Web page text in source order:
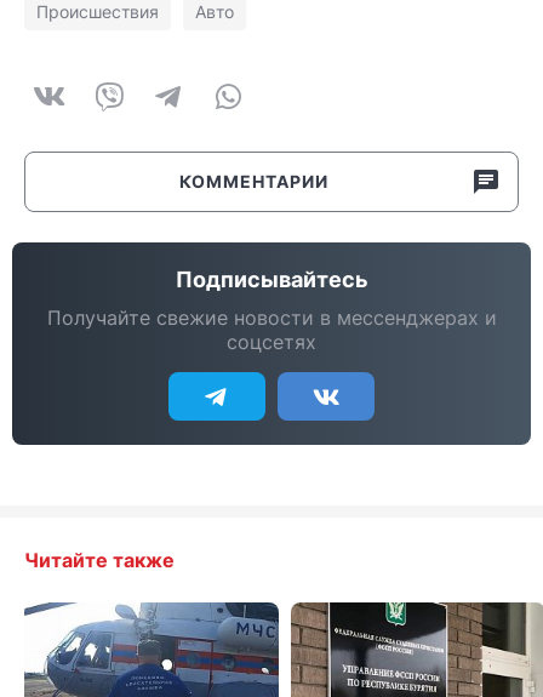
Происшествия Авто
КОММЕНТАРИИ
Подписывайтесь
Получайте свежие новости в мессенджерах и
соцсетях
Читайте также